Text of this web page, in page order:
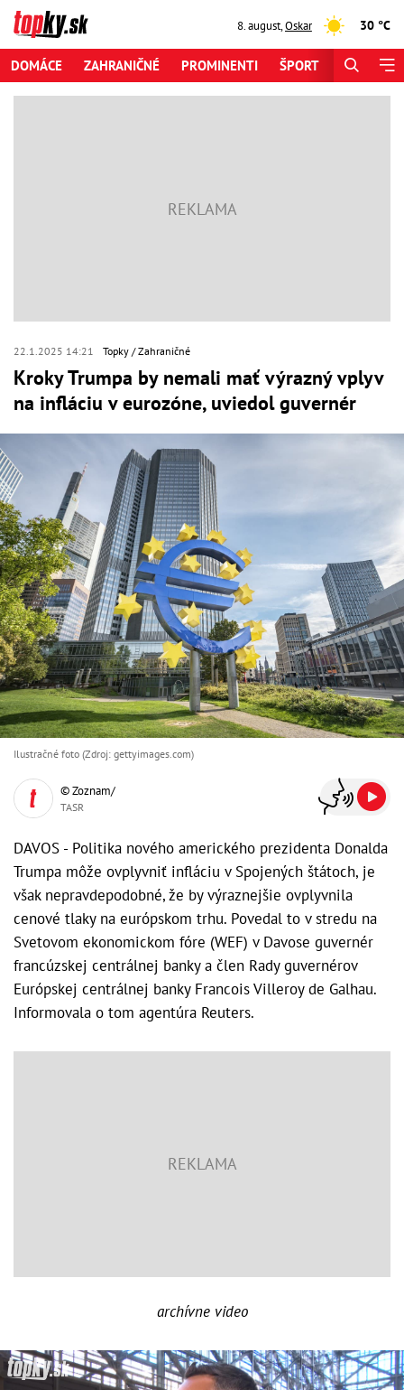
8. august,Oskar 30 °C
DOMÁCE ZAHRANIČNÉ PROMINENTI ŠPORT
22.1.2025 14:21 Topky Zahraničné
Kroky Trumpa by nemali mať výrazný vplyv
na infláciu v eurozóne, uviedol guvernér
Ilustračné foto (Zdroj: gettyimages.com)
© Zoznam/
TASR
DAVOS - Politika nového amerického prezidenta Donalda
Trumpa môže ovplyvniť infláciu v Spojených štátoch, je
však nepravdepodobné, že by výraznejšie ovplyvnila
cenové tlaky na európskom trhu. Povedal to v stredu na
Svetovom ekonomickom fóre (WEF) v Davose guvernér
francúzskej centrálnej banky a člen Rady guvernérov
Európskej centrálnej banky Francois Villeroy de Galhau.
Informovala o tom agentúra Reuters.
archívne video